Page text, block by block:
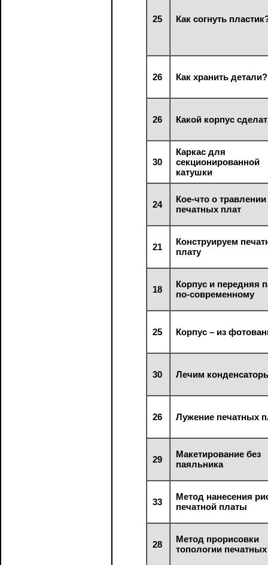
25 Как согнуть
26 Как хранить детали?
26 Какой корпус
30
Каркас для
секционированной
катушки
24
Кое-что о травлении
печатных плат
21
Конструируем
плату
18
Корпус и передняя
по-современному
25 Корпус – из
30 Лечим
26 Лужение печатных
29
Макетирование без
паяльника
33
Метод нанесения
печатной платы
28
Метод прорисовки
топологии